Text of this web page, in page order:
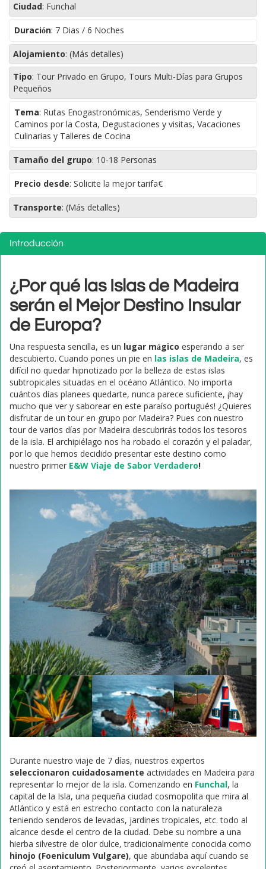
Ciudad: Funchal
Duración: 7 Dias / 6 Noches
Alojamiento: (Más detalles)
Tipo: Tour Privado en Grupo, Tours Multi-Días para Grupos
Pequeños
Tema: Rutas Enogastronómicas, Senderismo Verde y
Caminos por la Costa, Degustaciones y visitas, Vacaciones
Culinarias y Talleres de Cocina
Tamaño del grupo: 10-18 Personas
Precio desde: Solicite la mejor tarifa€
Transporte: (Más detalles)
Introducción
¿Por qué las Islas de Madeira
serán el Mejor Destino Insular
de Europa?
Una respuesta sencilla, es un lugar mágico esperando a ser
descubierto. Cuando pones un pie en las islas de Madeira, es
difícil no quedar hipnotizado por la belleza de estas islas
subtropicales situadas en el océano Atlántico. No importa
cuántos días planees quedarte, nunca parece suficiente, ¡hay
mucho que ver y saborear en este paraíso portugués! ¿Quieres
disfrutar de un tour en grupo por Madeira? Pues con nuestro
tour de varios días por Madeira descubrirás todos los tesoros
de la isla. El archipiélago nos ha robado el corazón y el paladar,
por lo que hemos decidido presentar este destino como
nuestro primer E&W Viaje de Sabor Verdadero!
Durante nuestro viaje de 7 días, nuestros expertos
seleccionaron cuidadosamente actividades en Madeira para
representar lo mejor de la isla. Comenzando en Funchal, la
capital de la Isla, una pequeña ciudad cosmopolita que mira al
Atlántico y está en estrecho contacto con la naturaleza
teniendo senderos de levadas, jardines tropicales, etc. todo al
alcance desde el centro de la ciudad. Debe su nombre a una
hierba silvestre de olor dulce, tradicionalmente conocida como
hinojo (Foeniculum Vulgare), que abundaba aquí cuando se